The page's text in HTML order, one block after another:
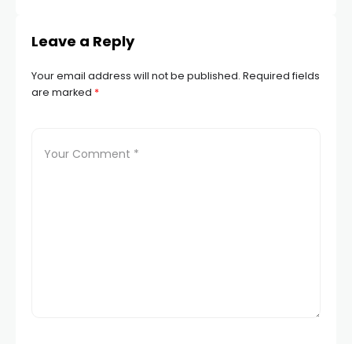
Leave a Reply
Your email address will not be published. Required fields
are marked *